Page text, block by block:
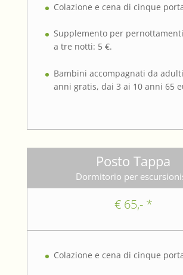
Colazione e cena di cinque
Supplemento per
a tre notti: 5 €.
Bambini accompagnati da
anni gratis, dai 3 ai 10 anni 65
Posto Tappa
Dormitorio per
€ 65,- *
Colazione e cena di cinque